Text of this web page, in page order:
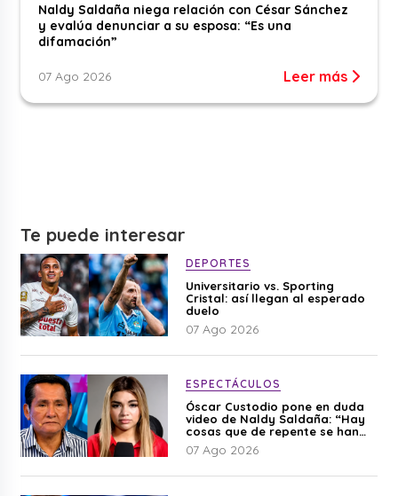
Naldy Saldaña niega relación con César Sánchez
y evalúa denunciar a su esposa: “Es una
difamación”
07 Ago 2026 Leer más
Te puede interesar
DEPORTES
Universitario vs. Sporting
Cristal: así llegan al esperado
duelo
07 Ago 2026
ESPECTÁCULOS
Óscar Custodio pone en duda
video de Naldy Saldaña: “Hay
cosas que de repente se han
editado”
07 Ago 2026